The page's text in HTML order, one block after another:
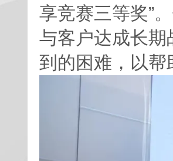
享竞赛三等奖”
与客户达成长
到的困难，以